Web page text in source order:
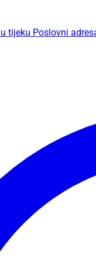
tijeku Poslovni